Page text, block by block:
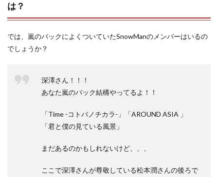
は？
では、嵐のバックによくついていたSnowManのメンバーはいるの
でしょうか？
深澤さん！！！
あなた嵐のバック結構やってるよ！！
「Time -コトバノチカラ-」「AROUND ASIA 」
「君と僕の見ている風景」
まだあるのかもしれないけど、、、
ここで深澤さんが尊敬している松本潤さんの後ろで